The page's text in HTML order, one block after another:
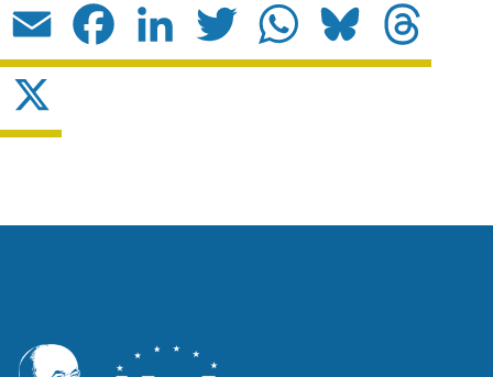
Email Facebook LinkedIn Twitter WhatsApp Bluesky